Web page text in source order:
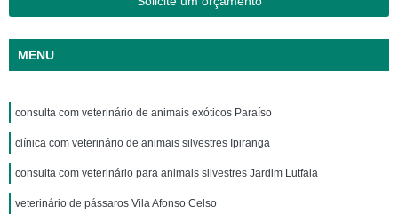
MENU
consulta com veterinário de animais exóticos Paraíso
clínica com veterinário de animais silvestres Ipiranga
consulta com veterinário para animais silvestres Jardim Lutfala
veterinário de pássaros Vila Afonso Celso